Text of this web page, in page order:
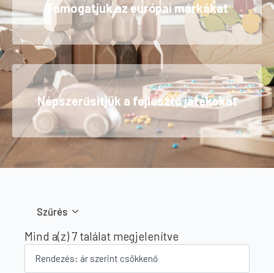
Támogatjuk az európai márkákat
Népszerűsítjük a fejlesztő játékokat
Szűrés
Mind a(z) 7 találat megjelenítve